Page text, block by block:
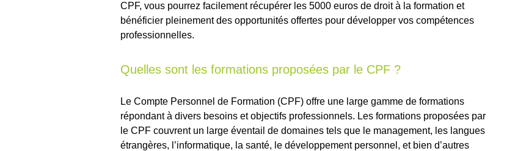
CPF, vous pourrez facilement récupérer les 5000 euros de droit à la formation et
bénéficier pleinement des opportunités offertes pour développer vos compétences
professionnelles.
Quelles sont les formations proposées par le CPF ?
Le Compte Personnel de Formation (CPF) offre une large gamme de formations
répondant à divers besoins et objectifs professionnels. Les formations proposées par
le CPF couvrent un large éventail de domaines tels que le management, les langues
étrangères, l’informatique, la santé, le développement personnel, et bien d’autres